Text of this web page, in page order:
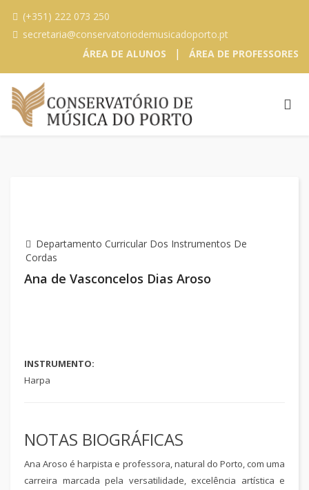
(+351) 222 073 250
secretaria@conservatoriodemusicadoporto.pt
ÁREA DE ALUNOS
| ÁREA DE PROFESSORES
Departamento Curricular Dos Instrumentos De
Cordas
Ana de Vasconcelos Dias Aroso
INSTRUMENTO:
Harpa
NOTAS BIOGRÁFICAS
Ana Aroso é harpista e professora, natural do Porto, com uma
carreira marcada pela versatilidade, excelência artística e